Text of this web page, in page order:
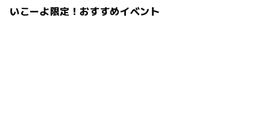
いこーよ限定！おすすめイベント